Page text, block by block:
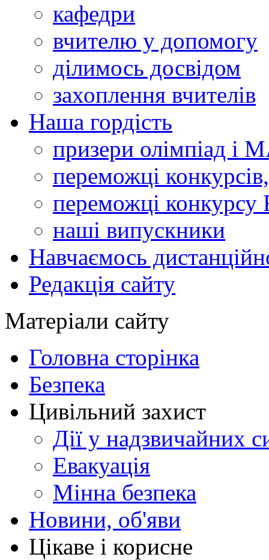
кафедри
вчителю у допомогу
ділимось досвідом
захоплення вчителів
Наша гордість
призери олімпіад і
переможці
переможці конкурсу
наші випускники
Навчаємось
Редакція сайту
Матеріали сайту
Головна сторінка
Безпека
Цивільний захист
Дії у надзвичайних
Евакуація
Мінна безпека
Новини, об'яви
Цікаве і корисне